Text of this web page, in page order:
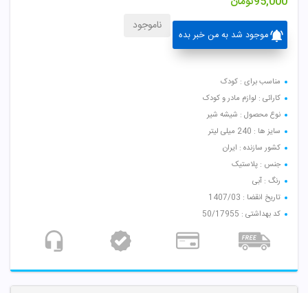
موجود شد به من خبر بده
ناموجود
مناسب برای : کودک
کارائی : لوازم مادر و کودک
نوع محصول : شیشه شیر
سایز ها : 240 میلی لیتر
کشور سازنده : ایران
جنس : پلاستیک
رنگ : آبی
تاریخ انقضا : 1407/03
کد بهداشتی : 50/17955